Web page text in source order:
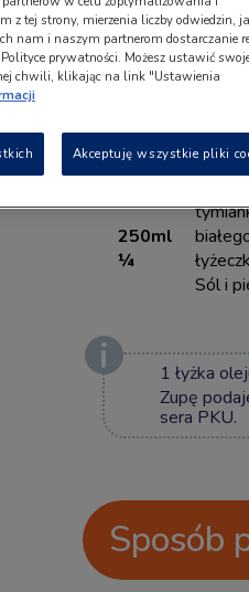
Lista
łyżki
1kg
białej
2l
250ml
¼
Sól i
1 łyżka
Zupę
sera PKU.
Sposób
z tej strony, mierzenia liczby odwiedzin,
nam i naszym partnerom dostarczanie
prywatności. Możesz ustawić
chwili, klikając na link "Ustawienia
Akceptuję wszystkie pliki